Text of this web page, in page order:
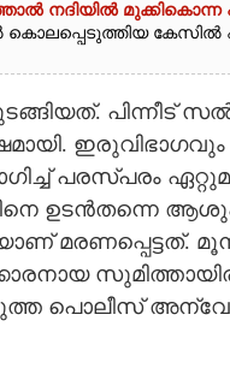
നദിയിൽ മുക്കികൊന്ന
കേസിൽ
പിന്നീട്
പരസ്‌പരം
ഉടൻതന്നെ
പൊലീസ്